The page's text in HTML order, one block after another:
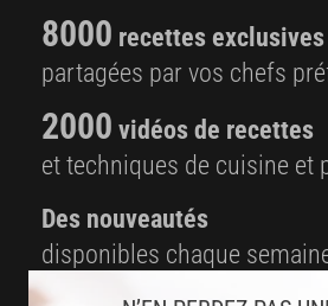
8000 recettes exclusives
partagées par vos chefs
2000 vidéos de recettes
et techniques de cuisine et
Des nouveautés
disponibles chaque